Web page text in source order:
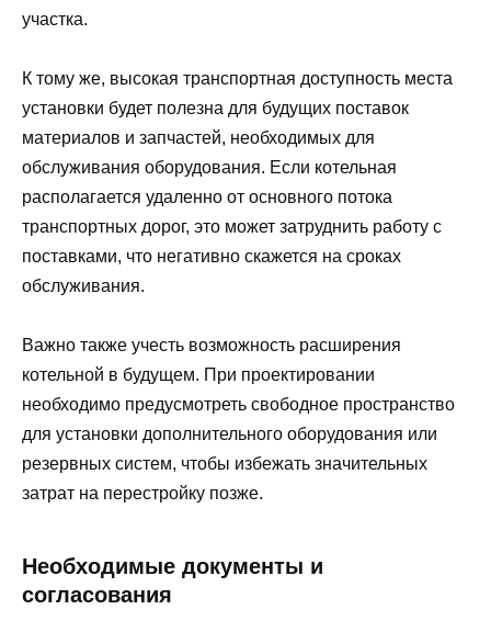
участка.
К тому же, высокая транспортная доступность места
установки будет полезна для будущих поставок
материалов и запчастей, необходимых для
обслуживания оборудования. Если котельная
располагается удаленно от основного потока
транспортных дорог, это может затруднить работу с
поставками, что негативно скажется на сроках
обслуживания.
Важно также учесть возможность расширения
котельной в будущем. При проектировании
необходимо предусмотреть свободное пространство
для установки дополнительного оборудования или
резервных систем, чтобы избежать значительных
затрат на перестройку позже.
Необходимые документы и
согласования